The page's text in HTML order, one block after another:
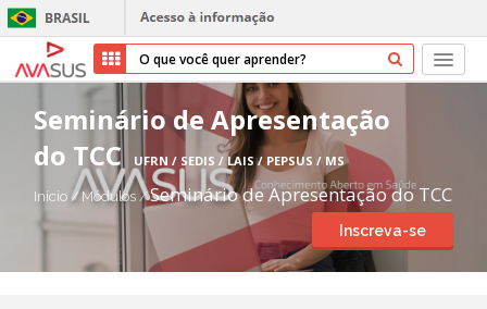
Início
Cursos
Parceiros
Sobre nós
Seminário de Apresentação
do TCC UFRN / SEDIS / LAIS / PEPSUS / MS
Início / Módulos/ Seminário de Apresentação do TCC
Inscreva-se